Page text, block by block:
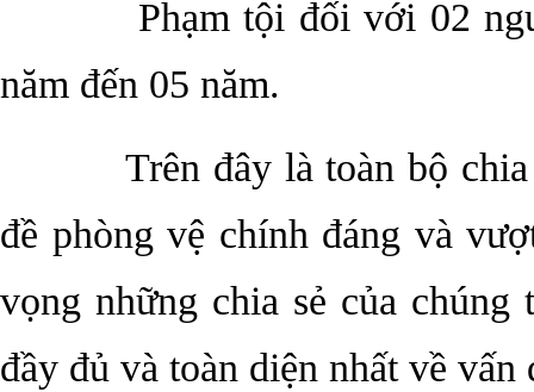
Phạm tội đối với 02
năm đến 05 năm.
Trên đây là toàn bộ
đề phòng vệ chính đáng và
vọng những chia sẻ của
đầy đủ và toàn diện nhất về vấn